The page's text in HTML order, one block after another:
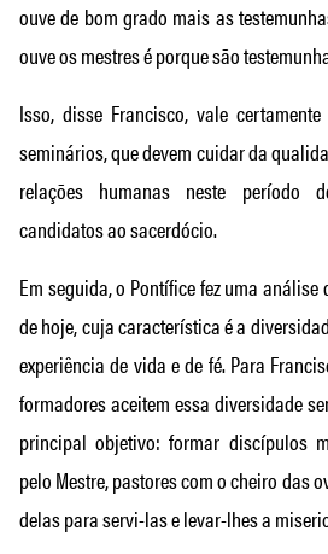
ouve de bom grado mais as
ouve os mestres é porque são
Isso, disse Francisco, vale
seminários, que devem cuidar da
relações humanas neste período
candidatos ao sacerdócio.
Em seguida, o Pontífice fez uma
de hoje, cuja característica é a
experiência de vida e de fé. Para
formadores aceitem essa diversidade
principal objetivo: formar discípulos
pelo Mestre, pastores com o cheiro das
delas para servi-las e levar-lhes a